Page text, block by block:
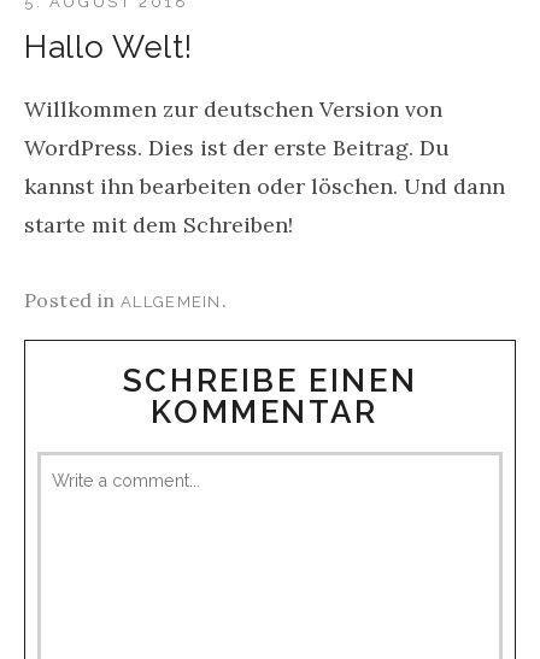
Hallo Welt!
Willkommen zur deutschen Version von
WordPress. Dies ist der erste Beitrag. Du
kannst ihn bearbeiten oder löschen. Und dann
starte mit dem Schreiben!
Posted in ALLGEMEIN .
SCHREIBE EINEN
KOMMENTAR